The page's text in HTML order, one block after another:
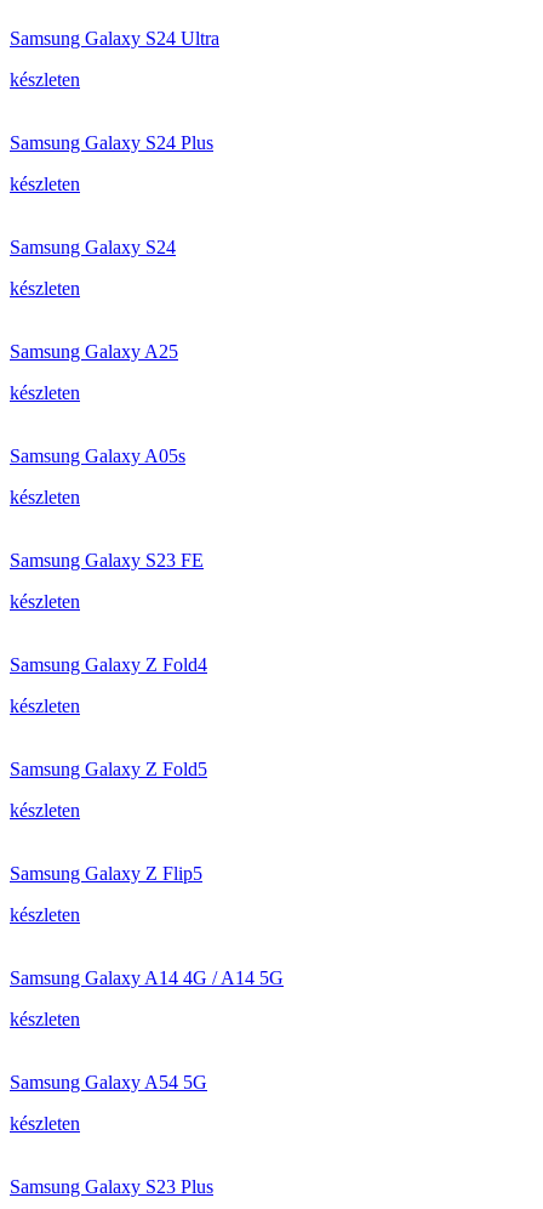
Samsung Galaxy S24 Ultra
készleten
Samsung Galaxy S24 Plus
készleten
Samsung Galaxy S24
készleten
Samsung Galaxy A25
készleten
Samsung Galaxy A05s
készleten
Samsung Galaxy S23 FE
készleten
Samsung Galaxy Z Fold4
készleten
Samsung Galaxy Z Fold5
készleten
Samsung Galaxy Z Flip5
készleten
Samsung Galaxy A14 4G / A14 5G
készleten
Samsung Galaxy A54 5G
készleten
Samsung Galaxy S23 Plus